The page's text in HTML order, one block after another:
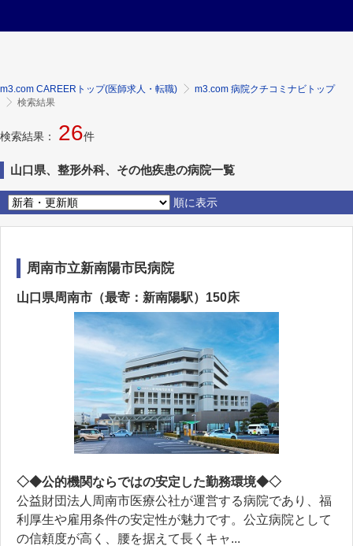
m3.com CAREERトップ(医師求人・転職)
m3.com 病院クチコミナビトップ
検索結果
検索結果： 26件
山口県、整形外科、その他疾患の病院一覧
順に表示
周南市立新南陽市民病院
山口県周南市（最寄：新南陽駅）150床
◇◆公的機関ならではの安定した勤務環境◆◇
公益財団法人周南市医療公社が運営する病院であり、福
利厚生や雇用条件の安定性が魅力です。公立病院として
の信頼度が高く、腰を据えて長くキャ...